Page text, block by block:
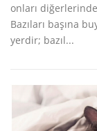
onları
Bazıları başına
yerdir; bazıl...